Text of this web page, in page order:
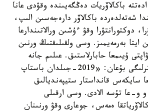
باكالاۆريات دەڭگەيىندە وقۋدى عانا
شەتەلدەردە باكالاۆر دارەجەسىن الىپ،
دوكتورانتۋرا وقۋ ءۇشىن ورالاتىندارعا
بەرمەيمىز. وسى ولقىلىقتىڭ ورنىن
ۇيىمعا حابارلاستىق. عىلىم جانە
جوعارى ءبىلىم مينيسترلىگى بۇعان: «2019-جىلدان باستاپ
سايكەس قانداستار ستيپەنديالىق
ج و و-عا تۇسە الادى. وسى ارقىلى
ەمەس، جوعارى وقۋ ورنىنان